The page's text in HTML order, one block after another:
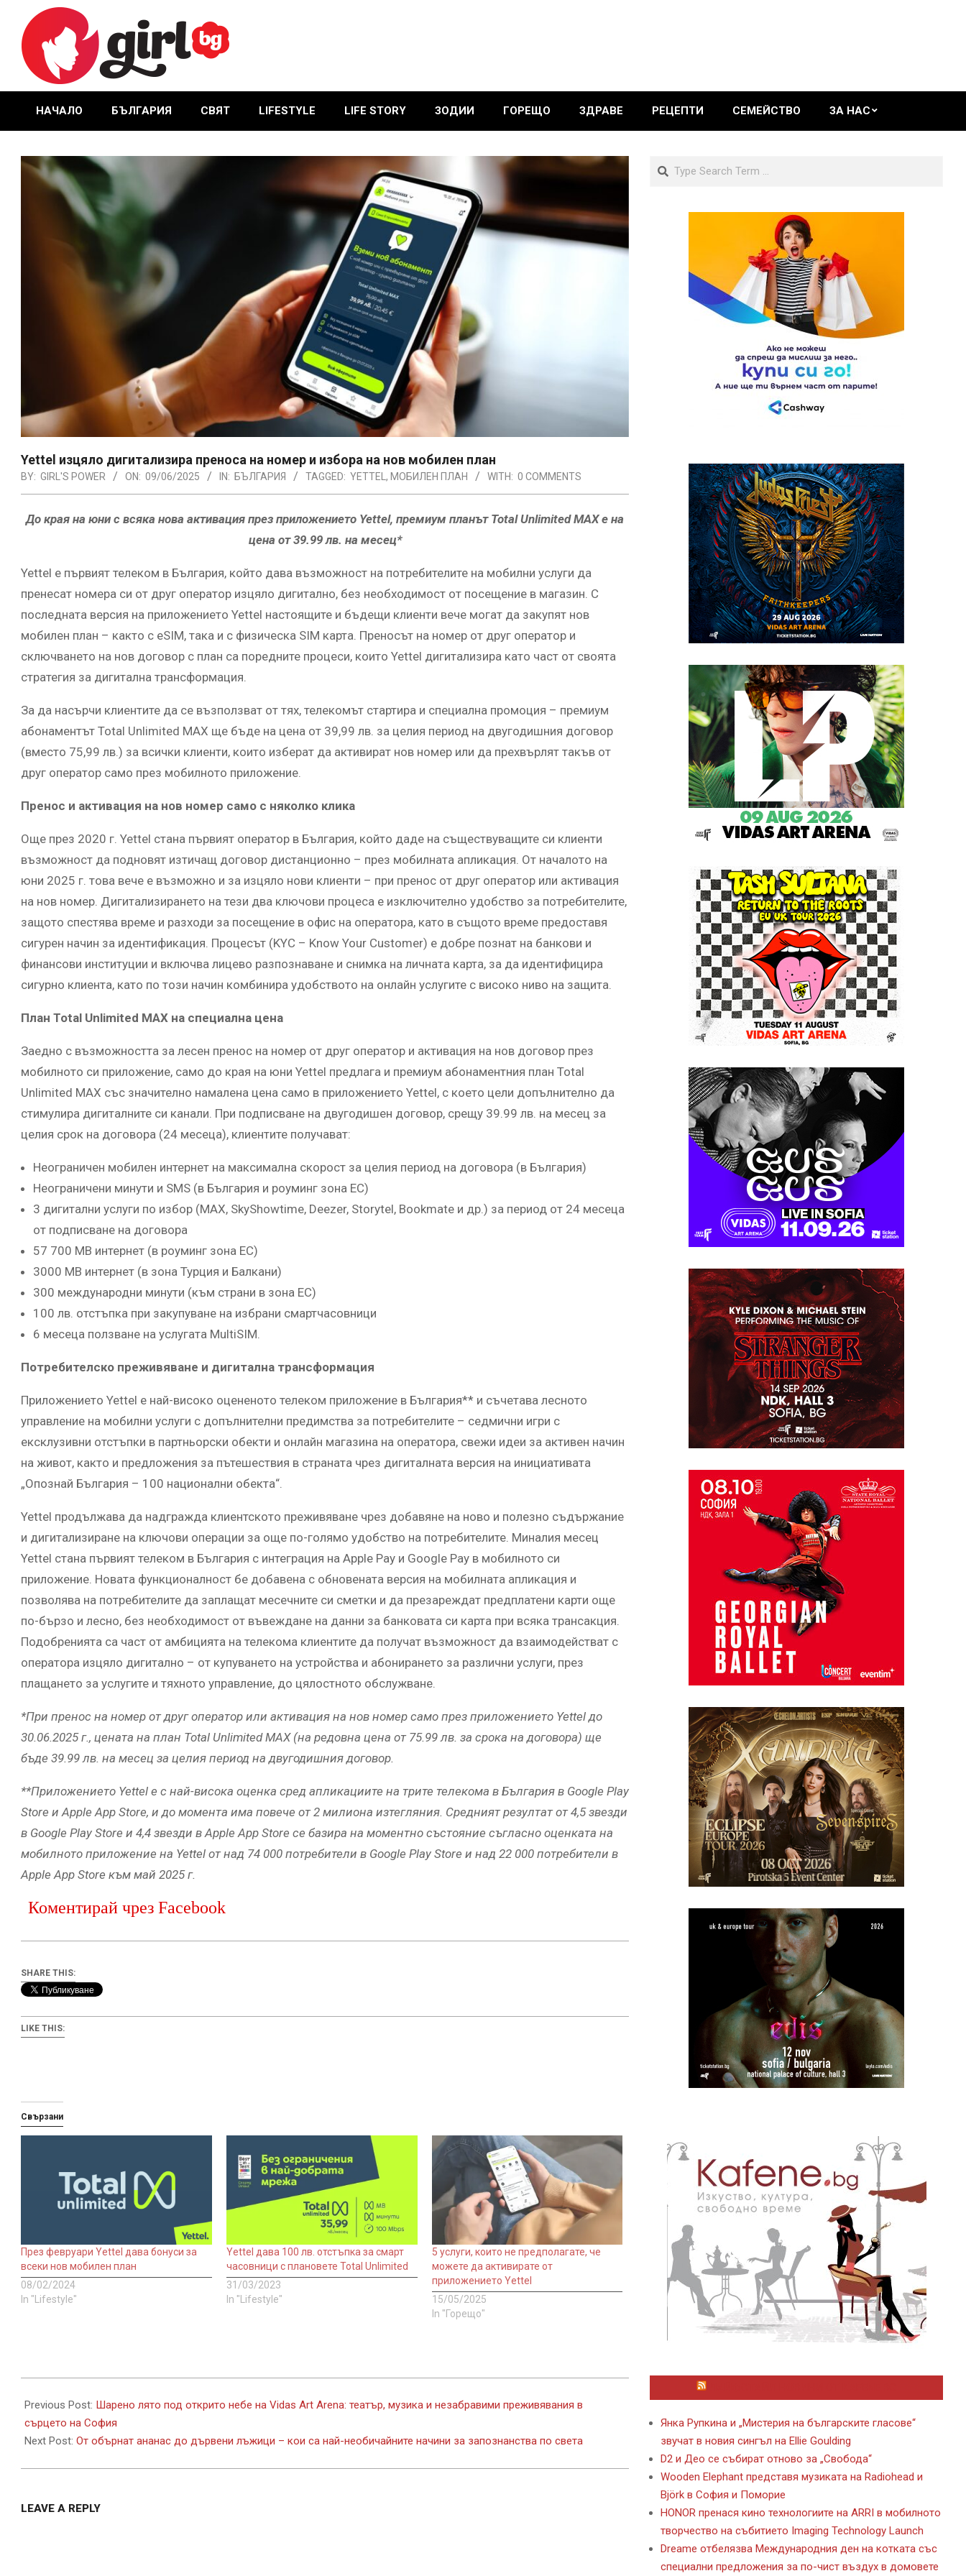
content
GIRL.BG
Primary
Menu
НАЧАЛО БЪЛГАРИЯ СВЯТ LIFESTYLE LIFE STORY ЗОДИИ ГОРЕЩО ЗДРАВЕ РЕЦЕПТИ СЕМЕЙСТВО ЗА НАС
Yettel изцяло дигитализира преноса на номер и избора на нов мобилен план
BY: GIRL'S POWER ON: 09/06/2025 IN: БЪЛГАРИЯ TAGGED: YETTEL , МОБИЛЕН ПЛАН WITH: 0 COMMENTS
До края на юни с всяка нова активация през приложението Yettel, премиум планът Total Unlimited MAX е на
цена от 39.99 лв. на месец*
Yettel е първият телеком в България, който дава възможност на потребителите на мобилни услуги да
пренесат номера си от друг оператор изцяло дигитално, без необходимост от посещение в магазин. С
последната версия на приложението Yettel настоящите и бъдещи клиенти вече могат да закупят нов
мобилен план – както с eSIM, така и с физическа SIM карта. Преносът на номер от друг оператор и
сключването на нов договор с план са поредните процеси, които Yettel дигитализира като част от своята
стратегия за дигитална трансформация.
За да насърчи клиентите да се възползват от тях, телекомът стартира и специална промоция – премиум
абонаментът Total Unlimited MAX ще бъде на цена от 39,99 лв. за целия период на двугодишния договор
(вместо 75,99 лв.) за всички клиенти, които изберат да активират нов номер или да прехвърлят такъв от
друг оператор само през мобилното приложение.
Пренос и активация на нов номер само с няколко клика
Още през 2020 г. Yettel стана първият оператор в България, който даде на съществуващите си клиенти
възможност да подновят изтичащ договор дистанционно – през мобилната апликация. От началото на
юни 2025 г. това вече е възможно и за изцяло нови клиенти – при пренос от друг оператор или активация
на нов номер. Дигитализирането на тези два ключови процеса е изключително удобство за потребителите,
защото спестява време и разходи за посещение в офис на оператора, като в същото време предоставя
сигурен начин за идентификация. Процесът (KYC – Know Your Customer) е добре познат на банкови и
финансови институции и включва лицево разпознаване и снимка на личната карта, за да идентифицира
сигурно клиента, като по този начин комбинира удобството на онлайн услугите с високо ниво на защита.
План Total Unlimited MAX на специална цена
Заедно с възможността за лесен пренос на номер от друг оператор и активация на нов договор през
мобилното си приложение, само до края на юни Yettel предлага и премиум абонаментния план Total
Unlimited MAX със значително намалена цена само в приложението Yettel, с което цели допълнително да
стимулира дигиталните си канали. При подписване на двугодишен договор, срещу 39.99 лв. на месец за
целия срок на договора (24 месеца), клиентите получават:
Неограничен мобилен интернет на максимална скорост за целия период на договора (в България)
Неограничени минути и SMS (в България и роуминг зона ЕС)
3 дигитални услуги по избор (MAX, SkyShowtime, Deezer, Storytel, Bookmate и др.) за период от 24 месеца
от подписване на договора
57 700 MB интернет (в роуминг зона ЕС)
3000 MB интернет (в зона Турция и Балкани)
300 международни минути (към страни в зона ЕС)
100 лв. отстъпка при закупуване на избрани смартчасовници
6 месеца ползване на услугата MultiSIM.
Потребителско преживяване и дигитална трансформация
Приложението Yettel е най-високо оцененото телеком приложение в България** и съчетава лесното
управление на мобилни услуги с допълнителни предимства за потребителите – седмични игри с
ексклузивни отстъпки в партньорски обекти и онлайн магазина на оператора, свежи идеи за активен начин
на живот, както и предложения за пътешествия в страната чрез дигиталната версия на инициативата
„Опознай България – 100 национални обекта“.
Yettel продължава да надгражда клиентското преживяване чрез добавяне на ново и полезно съдържание
и дигитализиране на ключови операции за още по-голямо удобство на потребителите. Миналия месец
Yettel стана първият телеком в България с интеграция на Apple Pay и Google Pay в мобилното си
приложение. Новата функционалност бе добавена с обновената версия на мобилната апликация и
позволява на потребителите да заплащат месечните си сметки и да презареждат предплатени карти още
по-бързо и лесно, без необходимост от въвеждане на данни за банковата си карта при всяка трансакция.
Подобренията са част от амбицията на телекома клиентите да получат възможност да взаимодействат с
оператора изцяло дигитално – от купуването на устройства и абонирането за различни услуги, през
плащането за услугите и тяхното управление, до цялостното обслужване.
*При пренос на номер от друг оператор или активация на нов номер само през приложението Yettel до
30.06.2025 г., цената на план Total Unlimited MAX (на редовна цена от 75.99 лв. за срока на договора) ще
бъде 39.99 лв. на месец за целия период на двугодишния договор.
**Приложението Yettel е с най-висока оценка сред апликациите на трите телекома в България в Google Play
Store и Apple App Store, и до момента има повече от 2 милиона изтегляния. Средният резултат от 4,5 звезди
в Google Play Store и 4,4 звезди в Apple App Store се базира на моментно състояние съгласно оценката на
мобилното приложение на Yettel от над 74 000 потребители в Google Play Store и над 22 000 потребители в
Apple App Store към май 2025 г.
Коментирай чрез Facebook
SHARE THIS:
LIKE THIS:
Свързани
През февруари Yettel дава бонуси за
всеки нов мобилен план
08/02/2024
In "Lifestyle"
Yettel дава 100 лв. отстъпка за смарт
часовници с плановете Total Unlimited
31/03/2023
In "Lifestyle"
5 услуги, които не предполагате, че
можете да активирате от
приложението Yettel
15/05/2025
In "Горещо"
06-
09
Previous Post: Шарено лято под открито небе на Vidas Art Arena: театър, музика и незабравими преживявания в
сърцето на София
Next Post: От обърнат ананас до дървени лъжици – кои са най-необичайните начини за запознанства по света
LEAVE A REPLY
Search
Янка Рупкина и „Мистерия на българските гласове“
звучат в новия сингъл на Ellie Goulding
D2 и Део се събират отново за „Свобода“
Wooden Elephant представя музиката на Radiohead и
Björk в София и Поморие
HONOR пренася кино технологиите на ARRI в мобилното
творчество на събитието Imaging Technology Launch
Dreame отбелязва Международния ден на котката със
специални предложения за по-чист въздух в домовете